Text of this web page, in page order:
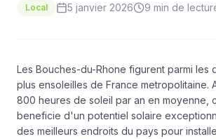
Local 5 janvier 2026 9 min de
Les Bouches-du-Rhone figurent parmi les
plus ensoleilles de France metropolitaine.
800 heures de soleil par an en moyenne,
beneficie d'un potentiel solaire
des meilleurs endroits du pays pour